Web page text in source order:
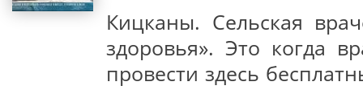
Кицканы. Сельская
здоровья». Это когда
провести здесь